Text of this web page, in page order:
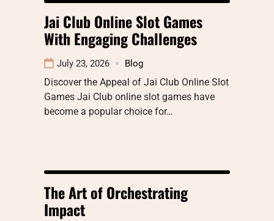
Jai Club Online Slot Games
With Engaging Challenges
July 23, 2026 Blog
Discover the Appeal of Jai Club Online Slot
Games Jai Club online slot games have
become a popular choice for…
The Art of Orchestrating
Impact